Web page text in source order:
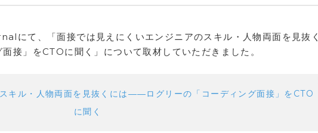
て、「面接では見えにくいエンジニアのスキル・人物両面を見抜く
接」をCTOに聞く」について取材していただきました。
キル・人物両面を見抜くには――ログリーの「コーディング面接」をCTO
に聞く